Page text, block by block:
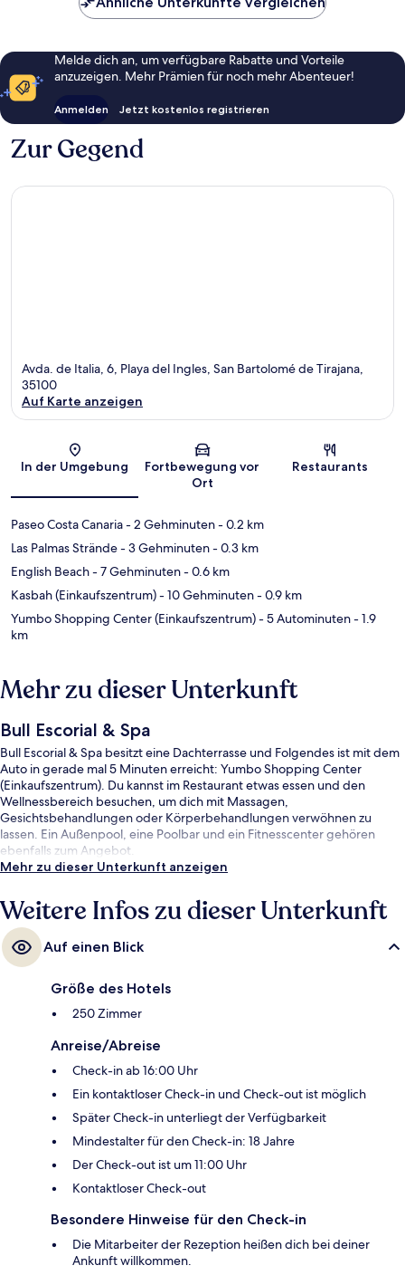
Melde dich an, um verfügbare Rabatte und Vorteile
anzuzeigen. Mehr Prämien für noch mehr Abenteuer!
Anmelden Jetzt kostenlos registrieren
Zur Gegend
Avda. de Italia, 6, Playa del Ingles, San Bartolomé de Tirajana,
35100
Auf Karte anzeigen
In der Umgebung
Fortbewegung vor
Ort
Restaurants
Paseo Costa Canaria- 2 Gehminuten- 0.2 km
Las Palmas Strände- 3 Gehminuten- 0.3 km
English Beach- 7 Gehminuten- 0.6 km
Kasbah (Einkaufszentrum)- 10 Gehminuten- 0.9 km
Yumbo Shopping Center (Einkaufszentrum)- 5 Autominuten- 1.9
km
Mehr zu dieser Unterkunft
Bull Escorial & Spa
Bull Escorial & Spa besitzt eine Dachterrasse und Folgendes ist mit dem
Auto in gerade mal 5 Minuten erreicht: Yumbo Shopping Center
(Einkaufszentrum). Du kannst im Restaurant etwas essen und den
Wellnessbereich besuchen, um dich mit Massagen,
Gesichtsbehandlungen oder Körperbehandlungen verwöhnen zu
lassen. Ein Außenpool, eine Poolbar und ein Fitnesscenter gehören
ebenfalls zum Angebot.
Mehr zu dieser Unterkunft anzeigen
Weitere Infos zu dieser Unterkunft
Auf einen Blick
Größe des Hotels
250 Zimmer
Anreise/Abreise
Check-in ab 16:00 Uhr
Ein kontaktloser Check-in und Check-out ist möglich
Später Check-in unterliegt der Verfügbarkeit
Mindestalter für den Check-in: 18 Jahre
Der Check-out ist um 11:00 Uhr
Kontaktloser Check-out
Besondere Hinweise für den Check-in
Die Mitarbeiter der Rezeption heißen dich bei deiner
Ankunft willkommen.